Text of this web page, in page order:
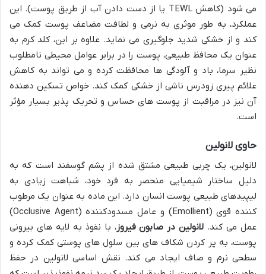
می شود (کاهش TEWL یا از دست دادن آب از طریق پوست). این
عملکرد، به طور موثری به نرمی و لطافت مضاعف پوست کمک می
کند و از خشکی شدید جلوگیری می نماید. علاوه بر این، کلد کرم به
عنوان یک محافظ طبیعی، پوست را در برابر عوامل محیطی نامطلوب
نظیر سرما، باد و آلودگی ها محافظت کرده و می تواند به کاهش
علائم پیری زودرس ناشی از خشکی کمک کند. خواص تسکین دهنده
آن نیز در مراقبت از پوست های حساس و تحریک پذیر بسیار مؤثر
است.
حاوی لانولین
لانولین، یک چربی طبیعی مشتق شده از پشم گوسفند است که به
دلیل ساختار شیمیایی منحصر به فرد خود، شباهت زیادی به
لیپیدهای طبیعی پوست انسان دارد. این ماده به عنوان یک مرطوب
کننده قوی (Emollient) و عامل مسدودکننده (Occlusive Agent)
عمل می کند. لانولین در صابون فیروز، با نفوذ به لایه های بیرونی
پوست، به پر کردن شکاف های بین سلول های پوستی کمک کرده و
سطحی نرم و صاف ایجاد می کند. نقش اساسی لانولین در حفظ